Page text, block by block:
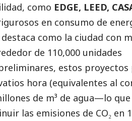
como EDGE, LEED,
en consumo de
como la ciudad con
de 110,000 unidades
estos proyectos
hora (equivalentes al
de m³ de agua—lo que
las emisiones de CO₂ en